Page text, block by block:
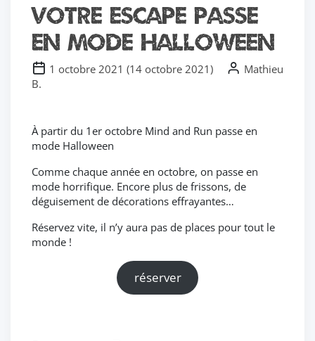
Votre Escape passe
en mode Halloween
1 octobre 2021 (14 octobre 2021)
Mathieu
B.
À partir du 1er octobre Mind and Run passe en
mode Halloween
Comme chaque année en octobre, on passe en
mode horrifique. Encore plus de frissons, de
déguisement de décorations effrayantes…
Réservez vite, il n’y aura pas de places pour tout le
monde !
réserver